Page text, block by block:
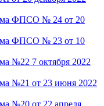
ФПСО № 24 от 20
ФПСО № 23 от 10
№22 7 октября 2022
№21 от 23 июня 2022
№20 от 22 апреля